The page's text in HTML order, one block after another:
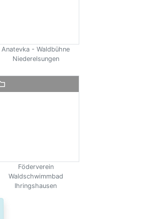
Anatevka - Waldbühne
Niederelsungen
Föderverein
Waldschwimmbad
Ihringshausen